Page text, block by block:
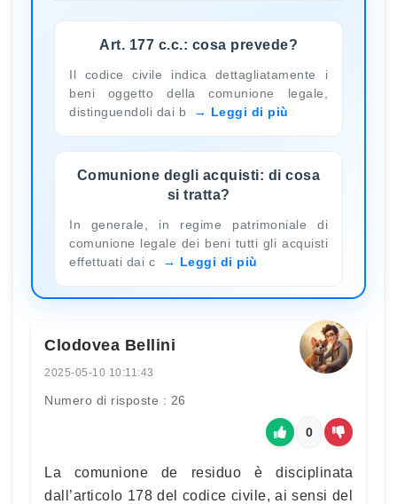
Art. 177 c.c.: cosa prevede?
Il codice civile indica dettagliatamente i
beni oggetto della comunione legale,
distinguendoli dai b
Leggi di più
Comunione degli acquisti: di cosa
si tratta?
In generale, in regime patrimoniale di
comunione legale dei beni tutti gli acquisti
effettuati dai c
Leggi di più
Clodovea Bellini
2025-05-10 10:11:43
Numero di risposte : 26
0
La comunione de residuo è disciplinata
dall’articolo 178 del codice civile, ai sensi del